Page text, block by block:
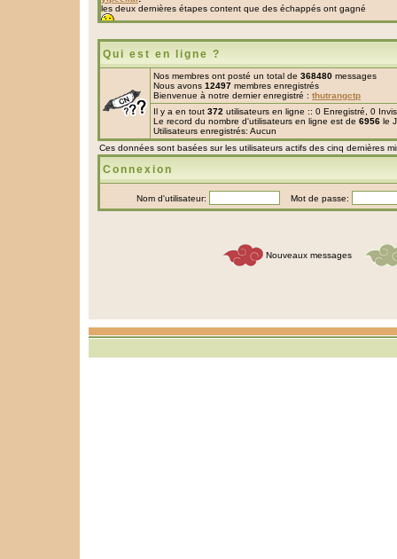
Qui est en ligne ?
Nos membres ont posté un total de 368480 messages
Nous avons 12497 membres enregistrés
Bienvenue à notre dernier enregistré : thutrangctp
Il y a en tout 372 utilisateurs en ligne :: 0 Enregistré, 0
Le record du nombre d'utilisateurs en ligne est de 6956 le
Utilisateurs enregistrés: Aucun
Ces données sont basées sur les utilisateurs actifs des cinq dernières
Connexion
Nom d'utilisateur: Mot de passe:
Nouveaux messages